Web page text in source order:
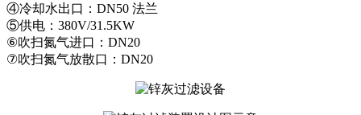
④冷却水出口：DN50 法兰
⑤供电：380V/31.5KW
⑥吹扫氮气进口：DN20
⑦吹扫氮气放散口：DN20